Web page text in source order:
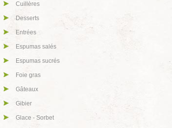
Cuillères
Desserts
Entrées
Espumas salés
Espumas sucrés
Foie gras
Gâteaux
Gibier
Glace - Sorbet